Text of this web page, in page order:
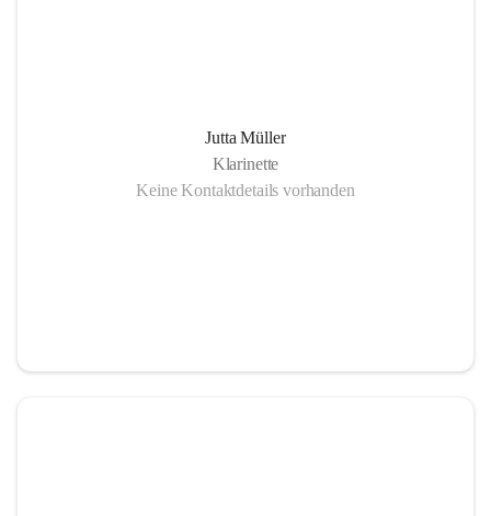
Jutta Müller
Klarinette
Keine Kontaktdetails vorhanden